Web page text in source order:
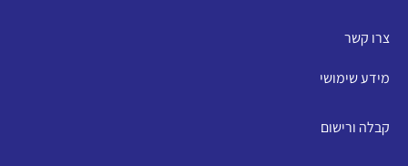
צרו קשר
מידע שימושי
קבלה ורישום